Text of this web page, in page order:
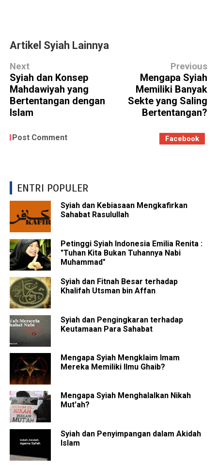
Artikel Syiah Lainnya
Next
Syiah dan Konsep
Mahdawiyah yang
Bertentangan dengan
Islam
Previous
Mengapa Syiah
Memiliki Banyak
Sekte yang Saling
Bertentangan?
Post Comment Facebook
ENTRI POPULER
Syiah dan Kebiasaan Mengkafirkan
Sahabat Rasulullah
Petinggi Syiah Indonesia Emilia Renita :
"Tuhan Kita Bukan Tuhannya Nabi
Muhammad"
Syiah dan Fitnah Besar terhadap
Khalifah Utsman bin Affan
Syiah dan Pengingkaran terhadap
Keutamaan Para Sahabat
Mengapa Syiah Mengklaim Imam
Mereka Memiliki Ilmu Ghaib?
Mengapa Syiah Menghalalkan Nikah
Mut'ah?
Syiah dan Penyimpangan dalam Akidah
Islam